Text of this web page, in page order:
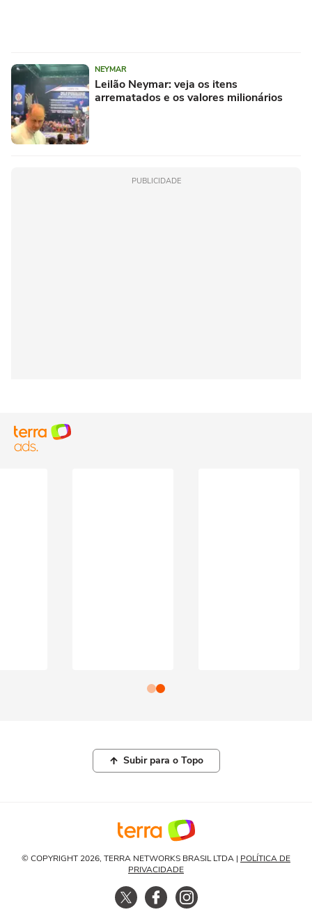
NEYMAR
Leilão Neymar: veja os itens
arrematados e os valores milionários
PUBLICIDADE
Subir para o Topo
© COPYRIGHT 2026, TERRA NETWORKS BRASIL LTDA | POLÍTICA DE
PRIVACIDADE